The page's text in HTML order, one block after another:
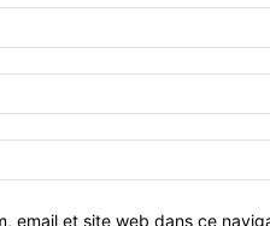
email et site web dans ce